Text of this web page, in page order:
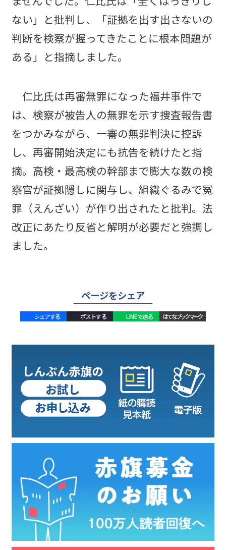
ない」と批判し、「証拠を出す出さないの
判断を検察が握ってきたことに根本問題が
ある」と指摘しました。
仁比氏は再審無罪になった福井事件で
は、検察が被告人の無罪を示す捜査報告書
をつかみながら、一審の無罪判決に控訴
し、再審開始決定にも抗告を続けたと指
摘。高検・最高検の幹部まで膨大な数の検
察官が証拠隠しに関与し、組織ぐるみで冤
罪（えんざい）が作り出されたと批判。法
改正にあたり反省と解明が必要だと強調し
ました。
ページをシェア
シェアする ポストする LINEで送る はてなブックマーク